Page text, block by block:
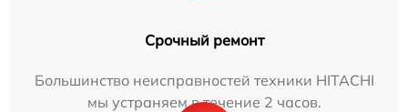
Срочный ремонт
Большинство неисправностей техники HITACHI
мы устраняем в течение 2 часов.